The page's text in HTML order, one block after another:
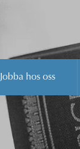
Jobba hos oss